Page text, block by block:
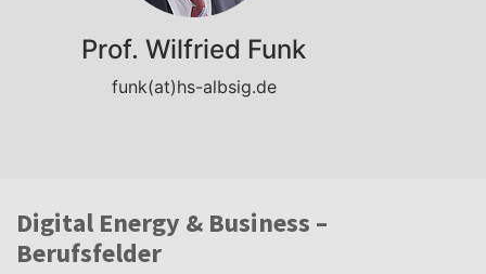
Prof. Wilfried Funk
funk(at)hs-albsig.de
Digital Energy & Business –
Berufsfelder